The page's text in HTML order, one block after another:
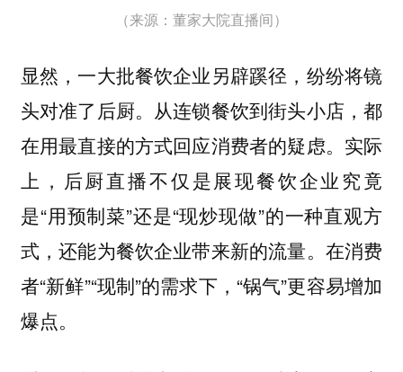
（来源：董家大院直播间）
显然，一大批餐饮企业另辟蹊径，纷纷将镜
头对准了后厨。从连锁餐饮到街头小店，都
在用最直接的方式回应消费者的疑虑。实际
上，后厨直播不仅是展现餐饮企业究竟
是“用预制菜”还是“现炒现做”的一种直观方
式，还能为餐饮企业带来新的流量。在消费
者“新鲜”“现制”的需求下，“锅气”更容易增加
爆点。